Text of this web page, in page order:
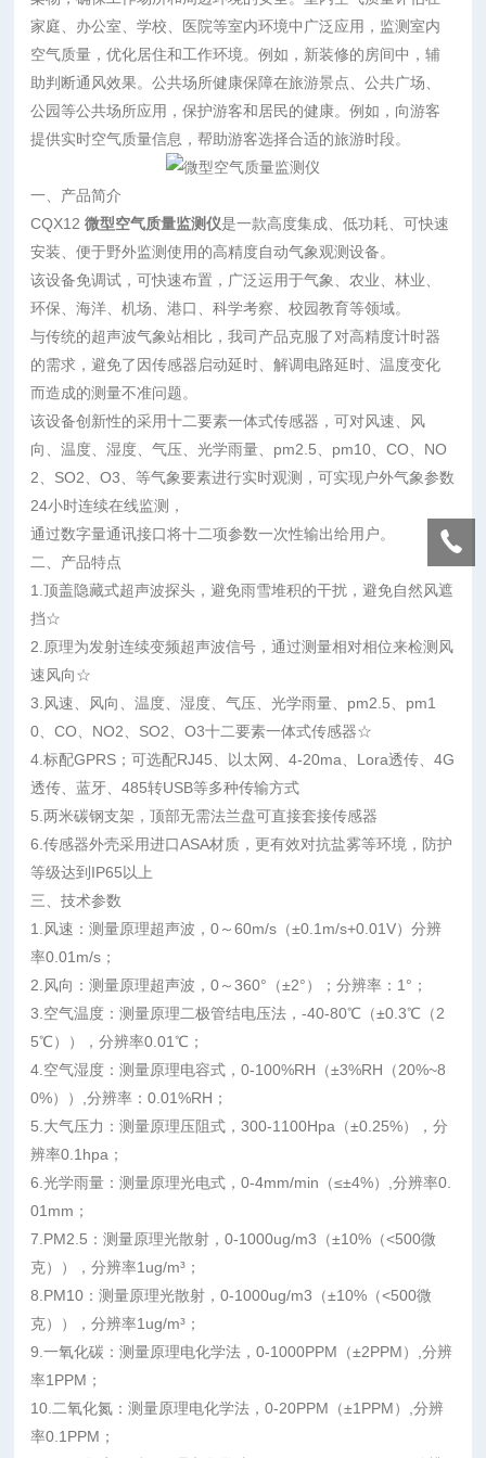
家庭、办公室、学校、医院等室内环境中广泛应用，监测室内
空气质量，优化居住和工作环境。例如，新装修的房间中，辅
助判断通风效果。公共场所健康保障在旅游景点、公共广场、
公园等公共场所应用，保护游客和居民的健康。例如，向游客
提供实时空气质量信息，帮助游客选择合适的旅游时段。
一、产品简介
CQX12微型空气质量监测仪是一款高度集成、低功耗、可快速
安装、便于野外监测使用的高精度自动气象观测设备。
该设备免调试，可快速布置，广泛运用于气象、农业、林业、
环保、海洋、机场、港口、科学考察、校园教育等领域。
与传统的超声波气象站相比，我司产品克服了对高精度计时器
的需求，避免了因传感器启动延时、解调电路延时、温度变化
而造成的测量不准问题。
该设备创新性的采用十二要素一体式传感器，可对风速、风
向、温度、湿度、气压、光学雨量、pm2.5、pm10、CO、NO
2、SO2、O3、等气象要素进行实时观测，可实现户外气象参数
24小时连续在线监测，
通过数字量通讯接口将十二项参数一次性输出给用户。
二、产品特点
1.顶盖隐藏式超声波探头，避免雨雪堆积的干扰，避免自然风遮
挡☆
2.原理为发射连续变频超声波信号，通过测量相对相位来检测风
速风向☆
3.风速、风向、温度、湿度、气压、光学雨量、pm2.5、pm1
0、CO、NO2、SO2、O3十二要素一体式传感器☆
4.标配GPRS；可选配RJ45、以太网、4-20ma、Lora透传、4G
透传、蓝牙、485转USB等多种传输方式
5.两米碳钢支架，顶部无需法兰盘可直接套接传感器
6.传感器外壳采用进口ASA材质，更有效对抗盐雾等环境，防护
等级达到IP65以上
三、技术参数
1.风速：测量原理超声波，0～60m/s（±0.1m/s+0.01V）分辨
率0.01m/s；
2.风向：测量原理超声波，0～360°（±2°）；分辨率：1°；
3.空气温度：测量原理二极管结电压法，-40-80℃（±0.3℃（2
5℃）），分辨率0.01℃；
4.空气湿度：测量原理电容式，0-100%RH（±3%RH（20%~8
0%））,分辨率：0.01%RH；
5.大气压力：测量原理压阻式，300-1100Hpa（±0.25%），分
辨率0.1hpa；
6.光学雨量：测量原理光电式，0-4mm/min（≤±4%）,分辨率0.
01mm；
7.PM2.5：测量原理光散射，0-1000ug/m3（±10%（<500微
克）），分辨率1ug/m³；
8.PM10：测量原理光散射，0-1000ug/m3（±10%（<500微
克）），分辨率1ug/m³；
9.一氧化碳：测量原理电化学法，0-1000PPM（±2PPM）,分辨
率1PPM；
10.二氧化氮：测量原理电化学法，0-20PPM（±1PPM）,分辨
率0.1PPM；